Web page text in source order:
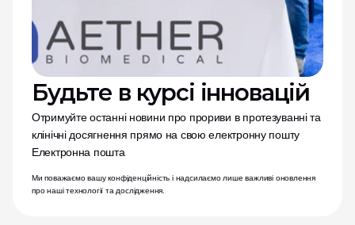
Будьте в курсі інновацій
Отримуйте останні новини про прориви в протезуванні та
клінічні досягнення прямо на свою електронну пошту
Електронна пошта
Ми поважаємо вашу конфіденційність і надсилаємо лише важливі оновлення
про наші технології та дослідження.